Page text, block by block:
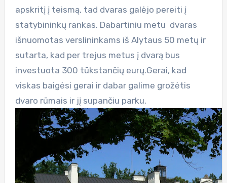
apskritį į teismą, tad dvaras galėjo pereiti į
statybininkų rankas. Dabartiniu metu dvaras
išnuomotas verslininkams iš Alytaus 50 metų ir
sutarta, kad per trejus metus į dvarą bus
investuota 300 tūkstančių eurų.Gerai, kad
viskas baigėsi gerai ir dabar galime grožėtis
dvaro rūmais ir jį supančiu parku.